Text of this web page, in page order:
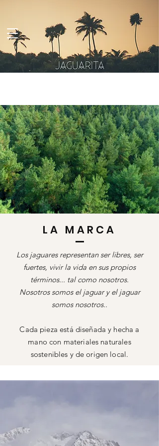
LA MARCA
Los jaguares representan ser libres, ser
fuertes, vivir la vida en sus propios
términos... tal como nosotros.
Nosotros somos el jaguar y el jaguar
somos nosotros..
Cada pieza está diseñada y hecha a
mano con materiales naturales
sostenibles y de origen local.